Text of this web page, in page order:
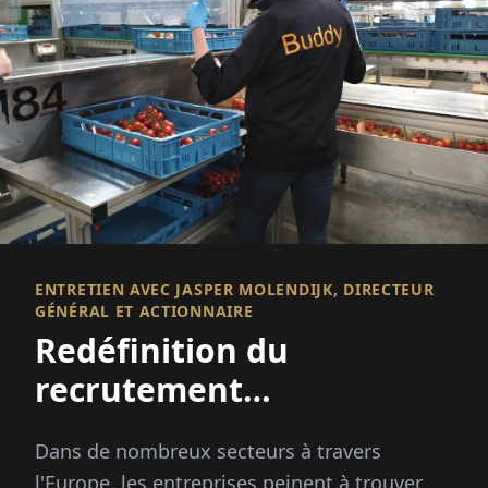
ENTRETIEN AVEC JASPER MOLENDIJK, DIRECTEUR
GÉNÉRAL ET ACTIONNAIRE
Redéfinition du
recrutement
Dans de nombreux secteurs à travers
l'Europe, les entreprises peinent à trouver